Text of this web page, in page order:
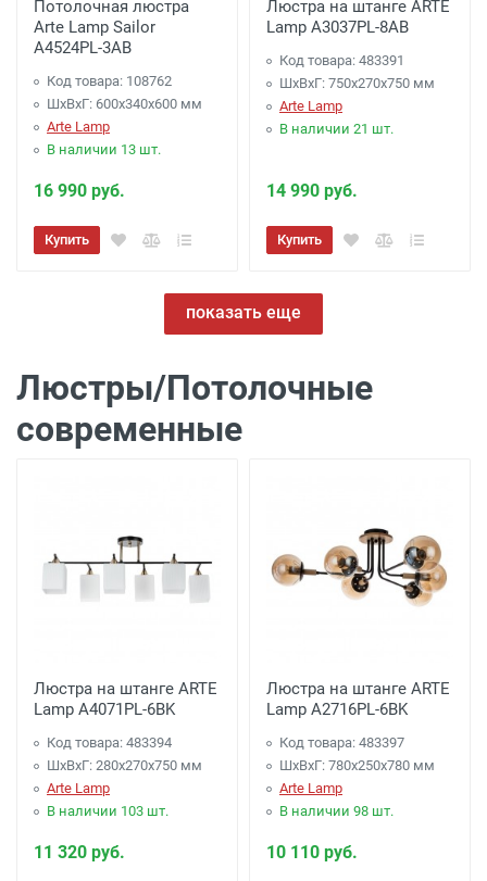
Потолочная люстра
Arte Lamp Sailor
A4524PL-3AB
Код товара: 108762
ШхВхГ: 600x340x600 мм
Arte Lamp
В наличии 13 шт.
16 990 руб.
Купить
Люстра на штанге ARTE
Lamp A3037PL-8AB
Код товара: 483391
ШхВхГ: 750x270x750 мм
Arte Lamp
В наличии 21 шт.
14 990 руб.
Купить
показать еще
Люстры/Потолочные
современные
Люстра на штанге ARTE
Lamp A4071PL-6BK
Код товара: 483394
ШхВхГ: 280x270x750 мм
Arte Lamp
В наличии 103 шт.
11 320 руб.
Люстра на штанге ARTE
Lamp A2716PL-6BK
Код товара: 483397
ШхВхГ: 780x250x780 мм
Arte Lamp
В наличии 98 шт.
10 110 руб.